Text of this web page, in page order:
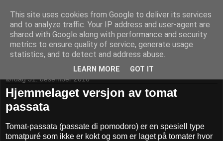
Kom til bords!
lørdag 31. desember 2016
Hjemmelaget versjon av tomat
passata
Tomat-passata (passate di pomodoro) er en spesiell type
tomatpuré som ikke er kokt og som er laget på tomater hvor
This site uses cookies from Google to deliver its services
and to analyze traffic. Your IP address and user-agent are
shared with Google along with performance and security
metrics to ensure quality of service, generate usage
statistics, and to detect and address abuse.
LEARN MORE GOT IT